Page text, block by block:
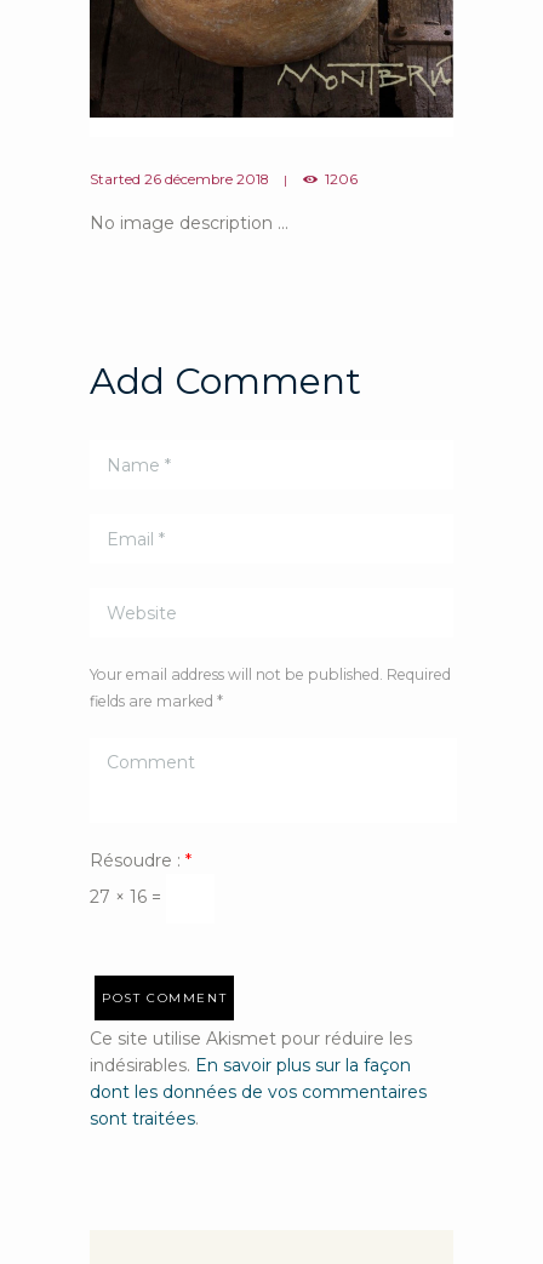
Started 26 décembre 2018 1206
No image description ...
Add Comment
Your email address will not be published. Required
fields are marked *
Résoudre : *
27 × 16 =
Ce site utilise Akismet pour réduire les
indésirables. En savoir plus sur la façon
dont les données de vos commentaires
sont traitées.